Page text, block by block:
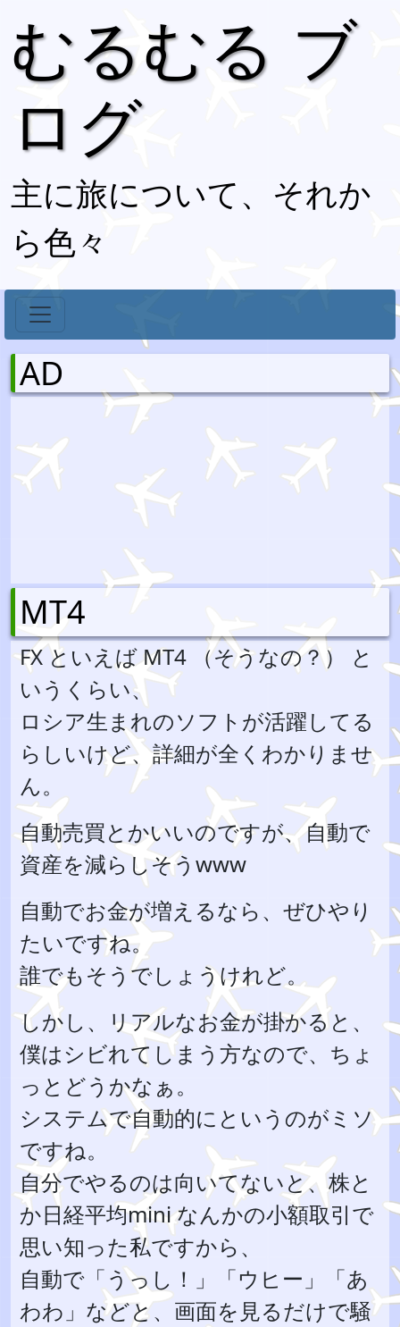
むるむる ブ
ログ
主に旅について、それか
ら色々
AD
MT4
FX といえば MT4 （そうなの？） と
いうくらい、
ロシア生まれのソフトが活躍してる
らしいけど、詳細が全くわかりませ
ん。
自動売買とかいいのですが、自動で
資産を減らしそうwww
自動でお金が増えるなら、ぜひやり
たいですね。
誰でもそうでしょうけれど。
しかし、リアルなお金が掛かると、
僕はシビれてしまう方なので、ちょ
っとどうかなぁ。
システムで自動的にというのがミソ
ですね。
自分でやるのは向いてないと、株と
か日経平均mini なんかの小額取引で
思い知った私ですから、
自動で「うっし！」「ウヒー」「あ
わわ」などと、画面を見るだけで騒